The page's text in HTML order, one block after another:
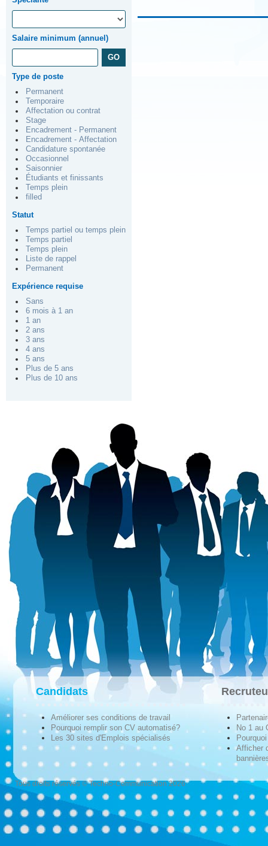
Salaire minimum (annuel)
Type de poste
Permanent
Temporaire
Affectation ou contrat
Stage
Encadrement - Permanent
Encadrement - Affectation
Candidature spontanée
Occasionnel
Saisonnier
Étudiants et finissants
Temps plein
filled
Statut
Temps partiel ou temps plein
Temps partiel
Temps plein
Liste de rappel
Permanent
Expérience requise
Sans
6 mois à 1 an
1 an
2 ans
3 ans
4 ans
5 ans
Plus de 5 ans
Plus de 10 ans
Candidats
Améliorer ses conditions de travail
Pourquoi remplir son CV automatisé?
Les 30 sites d'Emplois spécialisés
No 1 au
Afficher
Tous droits réservés © Techno-Communication 2026